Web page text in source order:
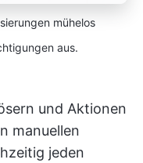
mühelos
aus.
und Aktionen
manuellen
jeden